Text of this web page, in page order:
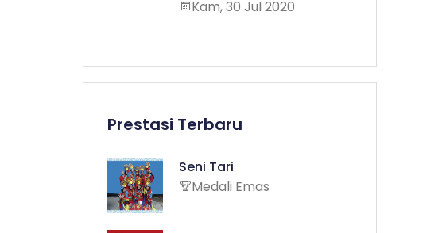
Kam, 30 Jul 2020
Prestasi Terbaru
Seni Tari
Medali Emas